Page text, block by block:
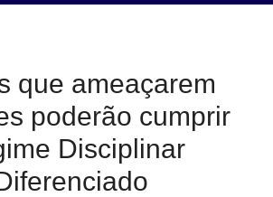
que ameaçarem
poderão cumprir
Disciplinar